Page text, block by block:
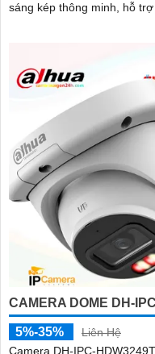
sáng kép thông minh, hỗ
CAMERA DOME DH-
5%-35%
Liên Hệ
Camera DH-IPC-